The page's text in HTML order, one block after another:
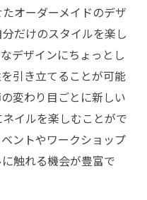
オーダーメイドのデザ
だけのスタイルを楽し
デザインにちょっとし
引き立てることが可能
変わり目ごとに新しい
イルを楽しむことがで
ントやワークショップ
触れる機会が豊富で